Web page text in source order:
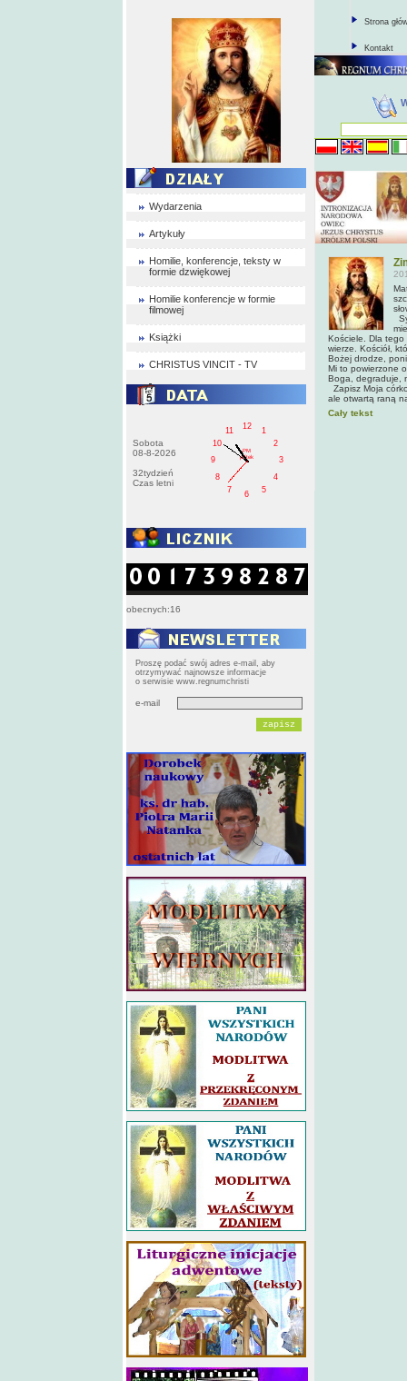
Wydarzenia
Artykuły
Homilie, konferencje, teksty w
formie dzwiękowej
Homilie konferencje w formie
filmowej
Książki
CHRISTUS VINCIT - TV
Sobota
08-8-2026
32tydzień
Czas letni
1
2
3
4
5
6
7
8
9
10
11
12
PM
pištek
obecnych:16
Proszę podać swój adres e-mail, aby
otrzymywać najnowsze informacje
o serwisie www.regnumchristi
e-mail
Strona
Kontakt
Kościele. Dla tego
wierze. Kościół,
Bożej drodze,
Mi to powierzone
Boga, degraduje,
Zapisz Moja
ale otwartą raną
Cały tekst